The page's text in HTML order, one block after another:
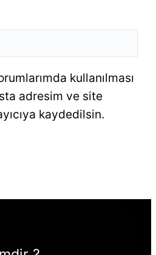
kullanılması
adresim ve site
kaydedilsin.